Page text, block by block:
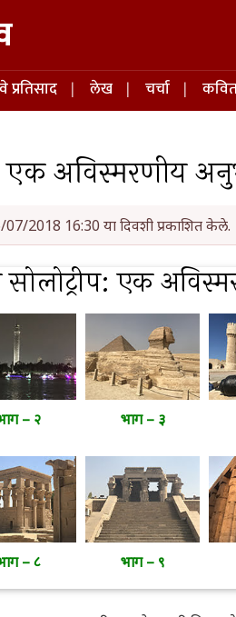
प्रतिसाद लेख चर्चा
एक अविस्मरणीय
07/2018 16:30 या दिवशी प्रकाशित केले.
सोलोट्रीप: एक
– २ भाग – ३
– ८ भाग – ९